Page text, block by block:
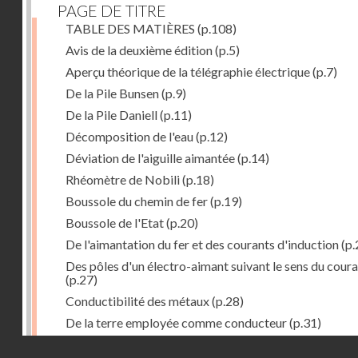
PAGE DE TITRE
TABLE DES MATIÈRES (p.108)
Avis de la deuxième édition(p.5)
Aperçu théorique de la télégraphie électrique(p.7)
De la Pile Bunsen(p.9)
De la Pile Daniell(p.11)
Décomposition de l'eau(p.12)
Déviation de l'aiguille aimantée(p.14)
Rhéomètre de Nobili(p.18)
Boussole du chemin de fer(p.19)
Boussole de l'Etat(p.20)
De l'aimantation du fer et des courants d'induction
Des pôles d'un électro-aimant suivant le sens du
(p.27)
Conductibilité des métaux(p.28)
De la terre employée comme conducteur(p.31)